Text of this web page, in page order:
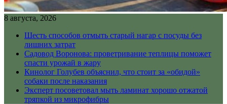
8 августа, 2026
Шесть способов отмыть старый нагар с посуды без
лишних затрат
Садовод Воронова: проветривание теплицы поможет
спасти урожай в жару
Кинолог Голубев объяснил, что стоит за «обидой»
собаки после наказания
Эксперт посоветовал мыть ламинат хорошо отжатой
тряпкой из микрофибры